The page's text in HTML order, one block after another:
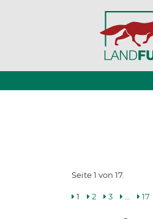
Seite 1 von 17.
1 2 3 17